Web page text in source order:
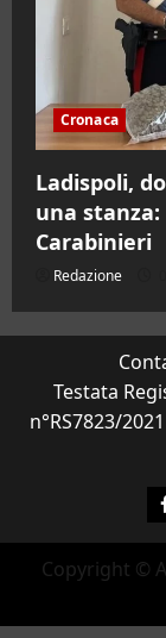
Cronaca
Ladispoli,
una
Carabinieri
Redazione
Testata
n°RS7823/
Copyright ©